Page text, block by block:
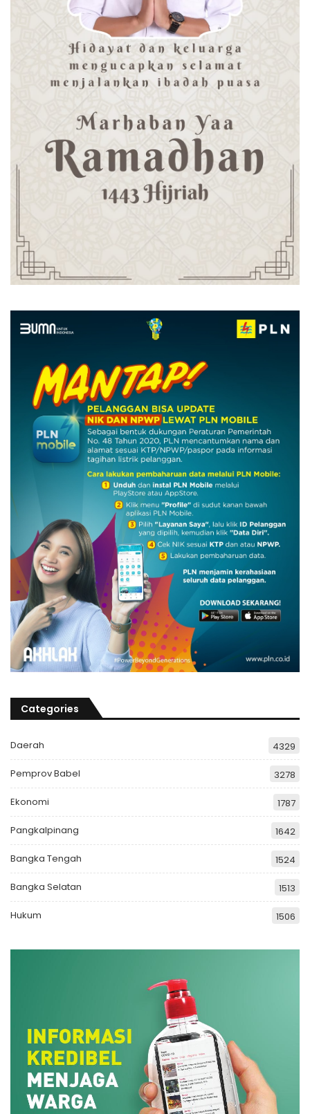
Categories
Daerah 4329
Pemprov Babel 3278
Ekonomi 1787
Pangkalpinang 1642
Bangka Tengah 1524
Bangka Selatan 1513
Hukum 1506